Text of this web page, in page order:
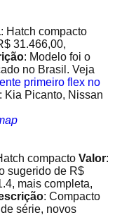
: Hatch compacto
31.466,00,
: Modelo foi o
no Brasil. Veja
primeiro flex no
: Kia Picanto, Nissan
compacto Valor:
sugerido de R$
mais completa,
: Compacto
série, novos